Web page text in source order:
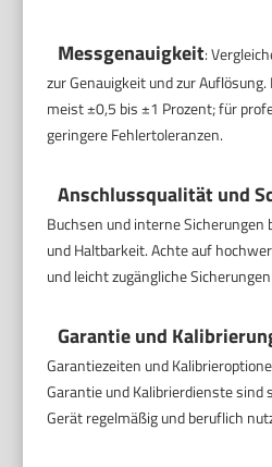
Messgenauigkeit:
zur Genauigkeit und zur
meist ±0,5 bis ±1 Prozent; für
geringere Fehlertoleranzen.
Anschlussqualität und
Buchsen und interne
und Haltbarkeit. Achte auf
und leicht zugängliche
Garantie und
Garantiezeiten und
Garantie und Kalibrierdienste sind
Gerät regelmäßig und beruflich